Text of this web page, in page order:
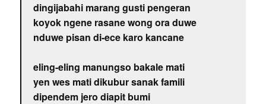
dingijabahi marang gusti pengeran
koyok ngene rasane wong ora duwe
nduwe pisan di-ece karo kancane
eling-eling manungso bakale mati
yen wes mati dikubur sanak famili
dipendem jero diapit bumi